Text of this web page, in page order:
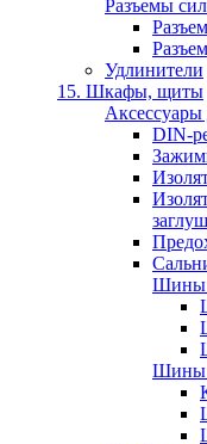
Разъемы
Удлинители
15. Шкафы, щиты
DIN-
Шины
Шины